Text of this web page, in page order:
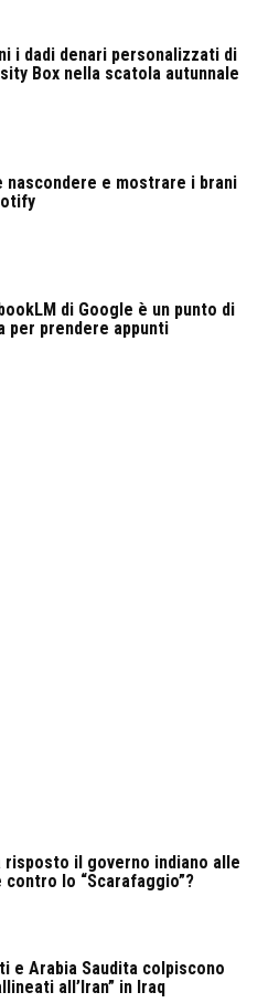
i dadi denari personalizzati di
Box nella scatola autunnale
nascondere e mostrare i brani
di Google è un punto di
per prendere appunti
risposto il governo indiano alle
lo “Scarafaggio”?
e Arabia Saudita colpiscono
all’Iran” in Iraq